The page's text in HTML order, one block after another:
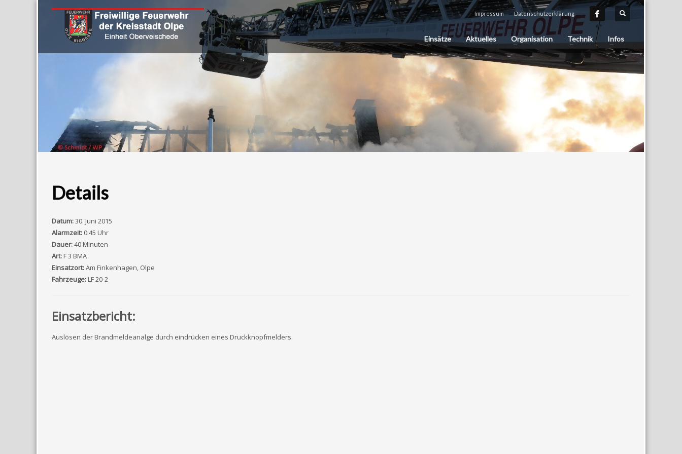
Impressum Datenschutzerklärung
Einsätze Aktuelles Organisation Technik Infos
Details
Datum:30. Juni 2015
Alarmzeit: 0:45 Uhr
Dauer:40 Minuten
Art:F 3 BMA
Einsatzort:Am Finkenhagen, Olpe
Fahrzeuge:LF 20-2
Einsatzbericht:
Auslösen der Brandmeldeanalge durch eindrücken eines Druckknopfmelders.